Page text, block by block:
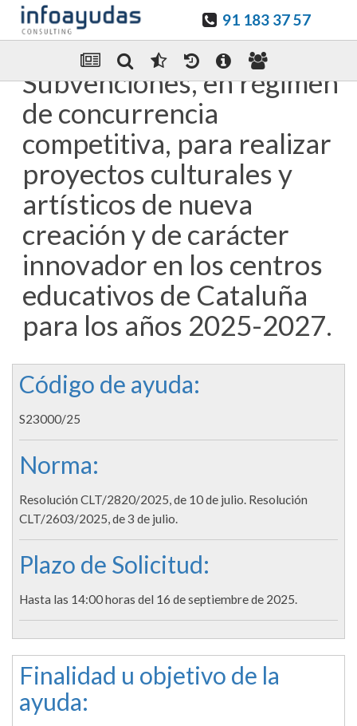
91 183 37 57
Enviar Por email
Subvenciones, en régimen
de concurrencia
competitiva, para realizar
proyectos culturales y
artísticos de nueva
creación y de carácter
innovador en los centros
educativos de Cataluña
para los años 2025-2027.
Código de ayuda:
S23000/25
Norma:
Resolución CLT/2820/2025, de 10 de julio. Resolución
CLT/2603/2025, de 3 de julio.
Plazo de Solicitud:
Hasta las 14:00 horas del 16 de septiembre de 2025.
Finalidad u objetivo de la
ayuda: